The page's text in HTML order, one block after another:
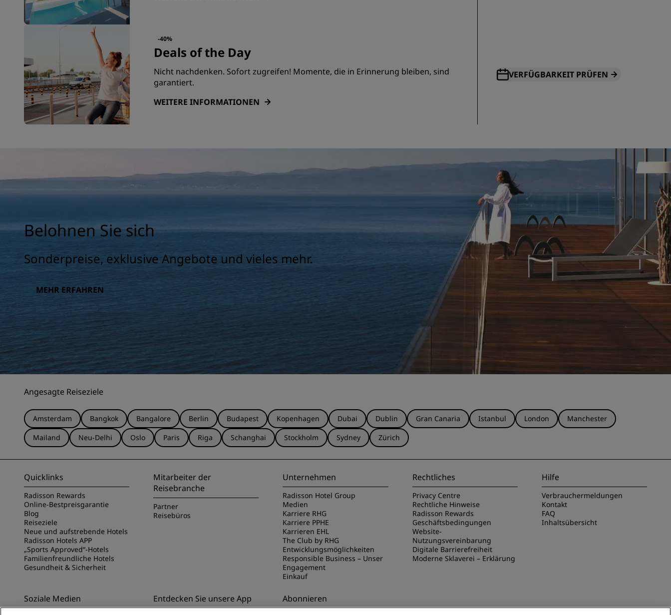
-40%
Deals of the Day
Nicht nachdenken. Sofort zugreifen! Momente, die in Erinnerung bleiben, sind
garantiert.
WEITERE INFORMATIONEN
VERFÜGBARKEIT PRÜFEN
Belohnen Sie sich
Sonderpreise, exklusive Angebote und vieles mehr.
MEHR ERFAHREN
Angesagte Reiseziele
Amsterdam Bangkok Bangalore Berlin Budapest Kopenhagen Dubai Dublin Gran Canaria Istanbul London
Manchester
Mailand
Neu-Delhi Oslo Paris Riga Schanghai Stockholm Sydney Zürich
Quicklinks
Radisson Rewards
Online-Bestpreisgarantie
Blog
Reiseziele
Neue und aufstrebende Hotels
Radisson Hotels APP
„Sports Approved“-Hotels
Familienfreundliche Hotels
Gesundheit & Sicherheit
Mitarbeiter der
Reisebranche
Partner
Reisebüros
Unternehmen
Radisson Hotel Group
Medien
Karriere RHG
Karriere PPHE
Karrieren EHL
The Club by RHG
Entwicklungsmöglichkeiten
Responsible Business – Unser
Engagement
Einkauf
Rechtliches
Privacy Centre
Rechtliche Hinweise
Radisson Rewards
Geschäftsbedingungen
Website-
Nutzungsvereinbarung
Digitale Barrierefreiheit
Moderne Sklaverei – Erklärung
Hilfe
Verbrauchermeldungen
Kontakt
FAQ
Inhaltsübersicht
Soziale Medien Entdecken Sie unsere App Abonnieren